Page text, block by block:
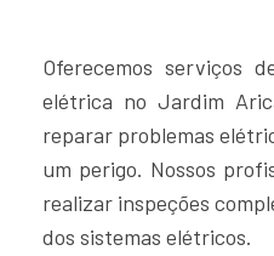
Oferecemos serviços
elétrica no Jardim
reparar problemas
um perigo. Nossos
realizar inspeções
dos sistemas elétricos.